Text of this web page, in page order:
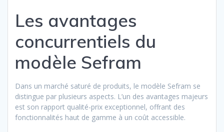
Les avantages
concurrentiels du
modèle Sefram
Dans un marché saturé de produits, le modèle Sefram se
distingue par plusieurs aspects. L’un des avantages majeurs
est son rapport qualité-prix exceptionnel, offrant des
fonctionnalités haut de gamme à un coût accessible.